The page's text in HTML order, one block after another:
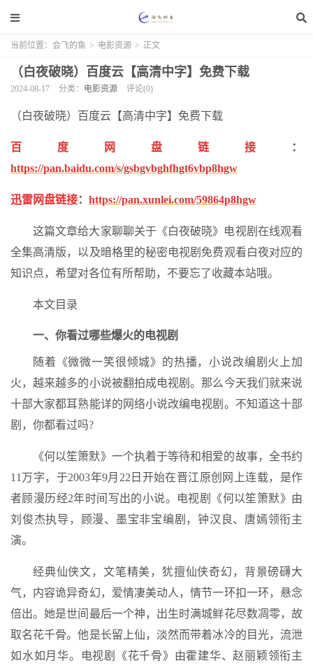
当前位置： 会飞的鱼 > 电影资源 > 正文
（白夜破晓）百度云【高清中字】免费下载
2024-08-17 分类： 电影资源 评论(0)
（白夜破晓）百度云【高清中字】免费下载
百度网盘链接
：
https://pan.baidu.com/s/gsbgvbghfhgt6vbp8hgw
迅雷网盘链接： https://pan.xunlei.com/59864p8hgw
这篇文章给大家聊聊关于《白夜破晓》电视剧在线观看
全集高清版，以及暗格里的秘密电视剧免费观看白夜对应的
知识点，希望对各位有所帮助，不要忘了收藏本站哦。
本文目录
一、你看过哪些爆火的电视剧
随着《微微一笑很倾城》的热播，小说改编剧火上加
火，越来越多的小说被翻拍成电视剧。那么今天我们就来说
十部大家都耳熟能详的网络小说改编电视剧。不知道这十部
剧，你都看过吗?
《何以笙箫默》一个执着于等待和相爱的故事，全书约
11万字，于2003年9月22日开始在晋江原创网上连载，是作
者顾漫历经2年时间写出的小说。电视剧《何以笙箫默》由
刘俊杰执导，顾漫、墨宝非宝编剧，钟汉良、唐嫣领衔主
演。
经典仙侠文，文笔精美，犹擅仙侠奇幻，背景磅礴大
气，内容诡异奇幻，爱情凄美动人，情节一环扣一环，悬念
倍出。她是世间最后一个神，出生时满城鲜花尽数凋零，故
取名花千骨。他是长留上仙，淡然而带着冰冷的目光，流泄
如水如月华。电视剧《花千骨》由霍建华、赵丽颖领衔主